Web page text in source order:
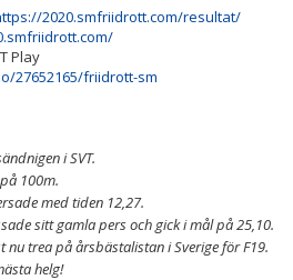
2020.smfriidrott.com/resultat/
Play
27652165/friidrott-sm
i SVT.
100m.
med tiden 12,27.
sitt gamla pers och gick i mål på 25,10.
nu trea på årsbästalistan i Sverige för F19.
helg!